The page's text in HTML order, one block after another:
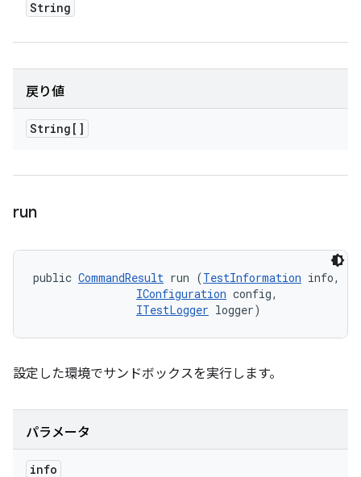
String
戻り値
String[]
run
public CommandResult run (TestInformation info,
IConfiguration config,
ITestLogger logger)
設定した環境でサンドボックスを実行します。
パラメータ
info